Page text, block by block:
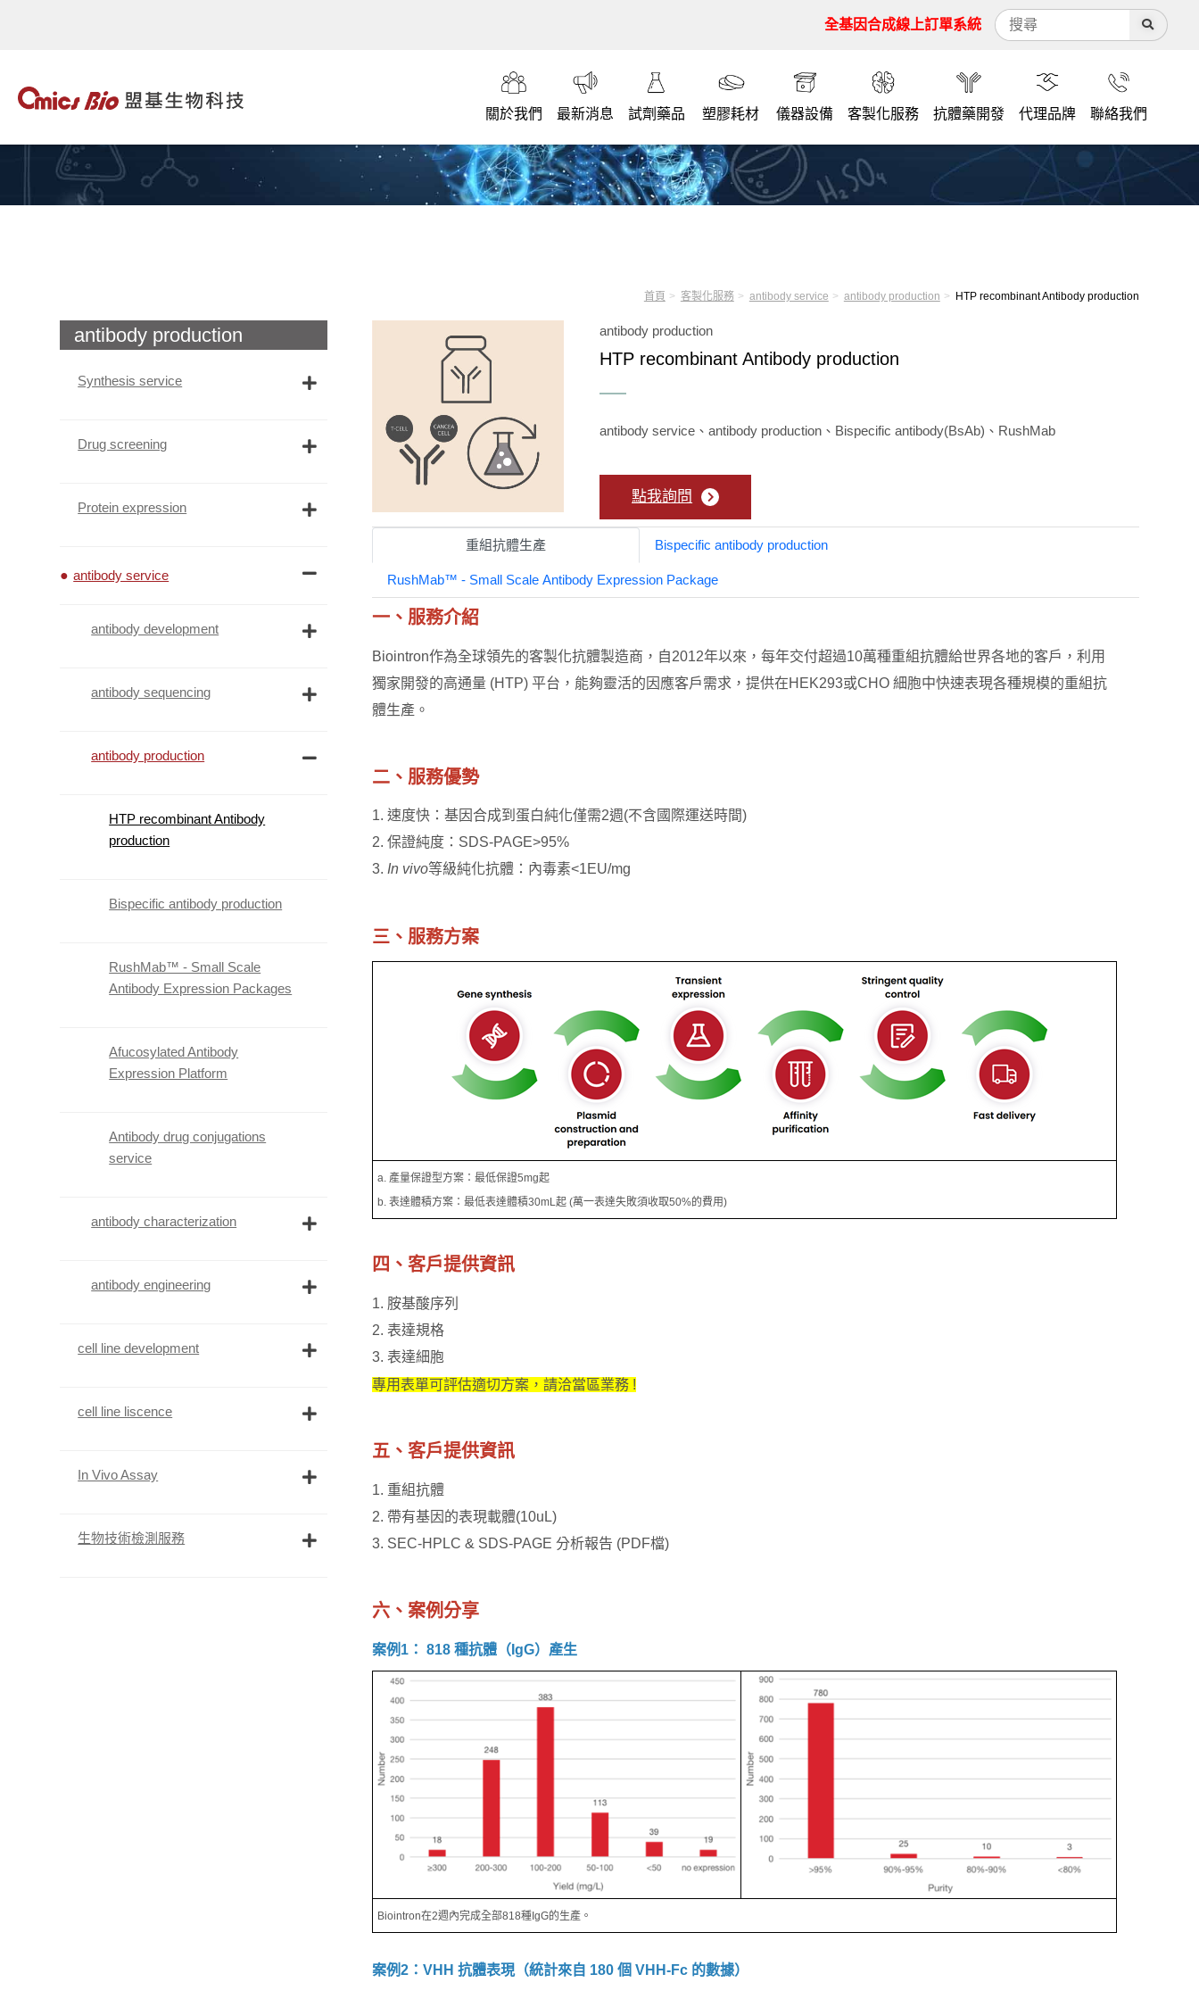
全基因合成線上訂單系統
關於我們 最新消息 試劑藥品 塑膠耗材 儀器設備 客製化服務 抗體藥開發 代理品牌 聯絡我們
首頁 客製化服務 antibody service antibody production HTP recombinant Antibody production
antibody production
Synthesis service
Drug screening
Protein expression
antibody service
antibody development
antibody sequencing
antibody production
HTP recombinant Antibody
production
Bispecific antibody production
RushMab™ - Small Scale
Antibody Expression Packages
Afucosylated Antibody
Expression Platform
Antibody drug conjugations
service
antibody characterization
antibody engineering
cell line development
cell line liscence
In Vivo Assay
生物技術檢測服務
antibody production
HTP recombinant Antibody production
antibody service、antibody production、Bispecific antibody(BsAb)、RushMab
點我詢問
重組抗體生產 Bispecific antibody production
RushMab™ - Small Scale Antibody Expression Package
一、服務介紹
Biointron作為全球領先的客製化抗體製造商，自2012年以來，每年交付超過10萬種重組抗體給世界各地的客戶，利用
獨家開發的高通量 (HTP) 平台，能夠靈活的因應客戶需求，提供在HEK293或CHO 細胞中快速表現各種規模的重組抗
體生產。
二、服務優勢
1. 速度快：基因合成到蛋白純化僅需2週(不含國際運送時間)
2. 保證純度：SDS-PAGE>95%
3.In vivo等級純化抗體：內毒素<1EU/mg
​​​​​​三、服務方案
a. 產量保證型方案：最低保證5mg起
b. 表達體積方案：最低表達體積30mL起 (萬一表達失敗須收取50%的費用)
四、客戶提供資訊
1. 胺基酸序列
2. 表達規格
3. 表達細胞
專用表單可評估適切方案，請洽當區業務 !
五、客戶提供資訊
1. 重組抗體
2. 帶有基因的表現載體(10uL)
3. SEC-HPLC & SDS-PAGE 分析報告 (PDF檔)
六、案例分享
案例1： 818 種抗體（IgG）產生
Biointron在2週內完成全部818種IgG的生產。
案例2：VHH 抗體表現（統計來自 180 個 VHH-Fc 的數據）